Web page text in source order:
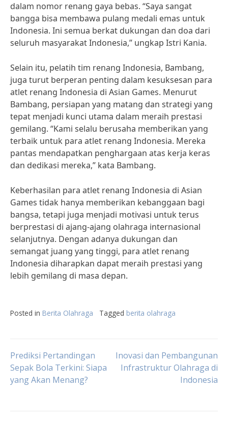
dalam nomor renang gaya bebas. “Saya sangat
bangga bisa membawa pulang medali emas untuk
Indonesia. Ini semua berkat dukungan dan doa dari
seluruh masyarakat Indonesia,” ungkap Istri Kania.
Selain itu, pelatih tim renang Indonesia, Bambang,
juga turut berperan penting dalam kesuksesan para
atlet renang Indonesia di Asian Games. Menurut
Bambang, persiapan yang matang dan strategi yang
tepat menjadi kunci utama dalam meraih prestasi
gemilang. “Kami selalu berusaha memberikan yang
terbaik untuk para atlet renang Indonesia. Mereka
pantas mendapatkan penghargaan atas kerja keras
dan dedikasi mereka,” kata Bambang.
Keberhasilan para atlet renang Indonesia di Asian
Games tidak hanya memberikan kebanggaan bagi
bangsa, tetapi juga menjadi motivasi untuk terus
berprestasi di ajang-ajang olahraga internasional
selanjutnya. Dengan adanya dukungan dan
semangat juang yang tinggi, para atlet renang
Indonesia diharapkan dapat meraih prestasi yang
lebih gemilang di masa depan.
Posted in Berita Olahraga Tagged berita olahraga
Post
navigation
Prediksi Pertandingan
Sepak Bola Terkini: Siapa
yang Akan Menang?
Inovasi dan Pembangunan
Infrastruktur Olahraga di
Indonesia